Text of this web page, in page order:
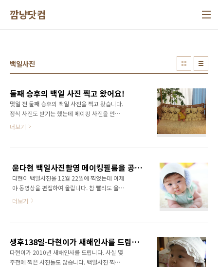
깜냥닷컴
백일사진
둘째 승후의 백일 사진 찍고 왔어요!
몇일 전 둘째 승후의 백일 사진을 찍고 왔습니다.
정식 사진도 받기는 했는데 메이킹 사진을 먼저
공개합니다. 정말 이쁘지 않나요? ^^ 근데.. 이건
더보기
윤다현 백일사진촬영 메이킹필름을 공개합니다.
다현이 백일사진을 12월 22일에 찍었는데 이제
야 동영상을 편집하여 올립니다. 참 빨리도 올리
죠? ㅎㅎㅎ 연말연시다 보니 이것저것 정신없이
짱!!! PS) 다현아! 아빠가 게을러서 이제야 올리
는구나... 미안하다~ ^^
더보기
생후138일-다현이가 새해인사를 드립니다~ ^^
다현이가 2010년 새해인사를 드립니다. 사실 몇
주전에 찍은 사진들도 많습니다. 백일사진 찍을